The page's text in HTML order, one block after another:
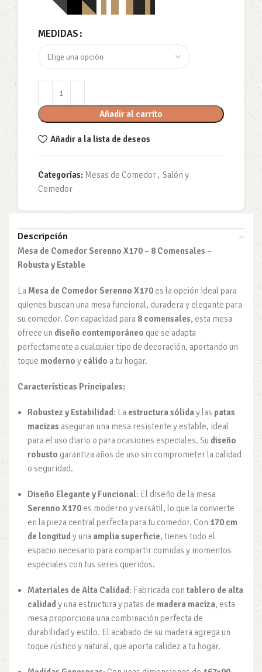
MEDIDAS
Añadir al carrito
Añadir a la lista de deseos
Categorías: Mesas de Comedor, Salón y
Comedor
Descripción
Mesa de Comedor Serenno X170 – 8 Comensales –
Robusta y Estable
La Mesa de Comedor Serenno X170 es la opción ideal para
quienes buscan una mesa funcional, duradera y elegante para
su comedor. Con capacidad para 8 comensales, esta mesa
ofrece un diseño contemporáneo que se adapta
perfectamente a cualquier tipo de decoración, aportando un
toque moderno y cálido a tu hogar.
Características Principales:
Robustez y Estabilidad: La estructura sóliday las patas
macizas aseguran una mesa resistente y estable, ideal
para el uso diario o para ocasiones especiales. Su diseño
robusto garantiza años de uso sin comprometer la calidad
o seguridad.
Diseño Elegante y Funcional: El diseño de la mesa
Serenno X170 es moderno y versátil, lo que la convierte
en la pieza central perfecta para tu comedor. Con 170 cm
de longitudy una amplia superficie, tienes todo el
espacio necesario para compartir comidas y momentos
especiales con tus seres queridos.
Materiales de Alta Calidad: Fabricada contablero de alta
calidady una estructura y patas de madera maciza, esta
mesa proporciona una combinación perfecta de
durabilidad y estilo. El acabado de su madera agrega un
toque rústico y natural, que aporta calidez a tu hogar.